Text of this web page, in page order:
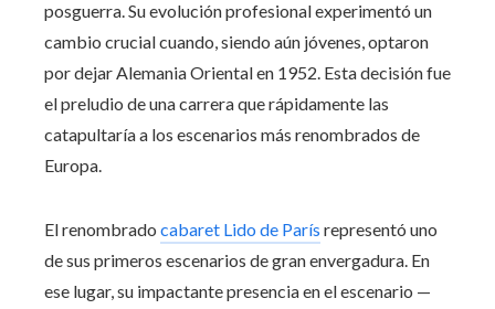
posguerra. Su evolución profesional experimentó un
cambio crucial cuando, siendo aún jóvenes, optaron
por dejar Alemania Oriental en 1952. Esta decisión fue
el preludio de una carrera que rápidamente las
catapultaría a los escenarios más renombrados de
Europa.
El renombrado cabaret Lido de París representó uno
de sus primeros escenarios de gran envergadura. En
ese lugar, su impactante presencia en el escenario —